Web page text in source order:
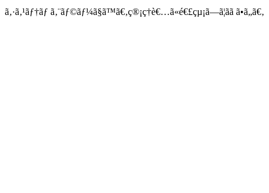
ã‚·ã‚¹ãƒ†ãƒ ã‚¨ãƒ©ãƒ¼ã§ã™ã€‚ç®¡ç†è€…ã«é€£çµ¡ã—ã¦ãã ã•ã„ã€‚